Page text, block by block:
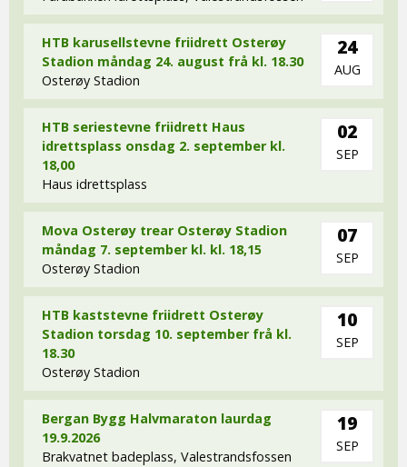
HTB karusellstevne friidrett Osterøy
Stadion måndag 24. august frå kl. 18.30
Osterøy Stadion
24
AUG
HTB seriestevne friidrett Haus
idrettsplass onsdag 2. september kl.
18,00
Haus idrettsplass
02
SEP
Mova Osterøy trear Osterøy Stadion
måndag 7. september kl. kl. 18,15
Osterøy Stadion
07
SEP
HTB kaststevne friidrett Osterøy
Stadion torsdag 10. september frå kl.
18.30
Osterøy Stadion
10
SEP
Bergan Bygg Halvmaraton laurdag
19.9.2026
Brakvatnet badeplass, Valestrandsfossen
19
SEP